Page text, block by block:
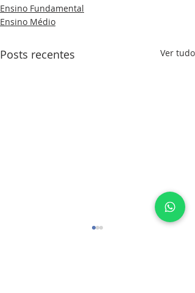
Ensino Fundamental
Ensino Médio
Posts recentes Ver tudo